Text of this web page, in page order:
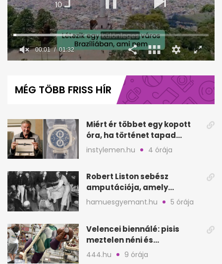
minute,
00:02 01:32
MÉG TÖBB FRISS HÍR
Miért ér többet egy kopott
óra, ha történet tapad
hozzá?
instylemen.hu 4 órája
Robert Liston sebész
amputációja, amely
állítólag három életet
követelt
hamuesgyemant.hu 5 órája
Velencei biennálé: pisis
meztelen néni és
kölcsönbabák, sirályok közt
444.hu 9 órája